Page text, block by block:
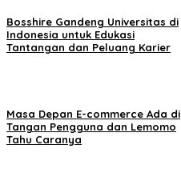
Bosshire Gandeng Universitas di
Indonesia untuk Edukasi
Tantangan dan Peluang Karier
Masa Depan E-commerce Ada di
Tangan Pengguna dan Lemomo
Tahu Caranya